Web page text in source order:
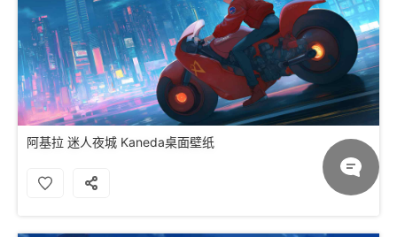
阿基拉 迷人夜城 Kaneda桌面壁纸